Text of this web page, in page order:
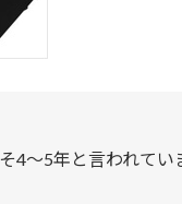
4～5年と言われてい